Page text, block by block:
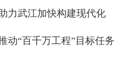
力武江加快构建现代化
动“百千万工程”目标任务